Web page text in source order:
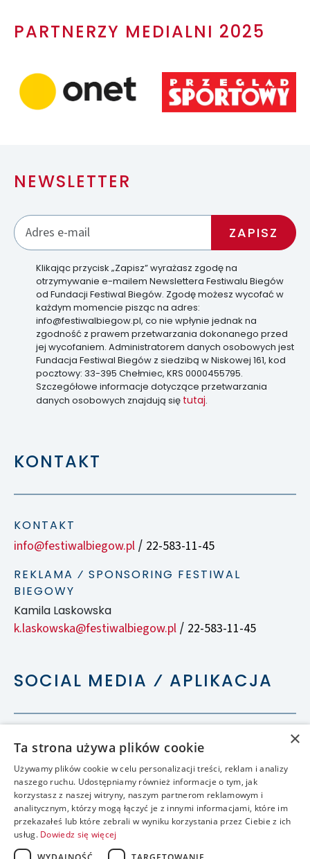
PARTNERZY MEDIALNI 2025
NEWSLETTER
Klikając przycisk „Zapisz” wyrażasz zgodę na
otrzymywanie e-mailem Newslettera Festiwalu Biegów
od Fundacji Festiwal Biegów. Zgodę możesz wycofać w
każdym momencie pisząc na adres:
info@festiwalbiegow.pl, co nie wpłynie jednak na
zgodność z prawem przetwarzania dokonanego przed
jej wycofaniem. Administratorem danych osobowych jest
Fundacja Festiwal Biegów z siedzibą w Niskowej 161, kod
pocztowy: 33-395 Chełmiec, KRS 0000455795.
Szczegółowe informacje dotyczące przetwarzania
danych osobowych znajdują się tutaj.
KONTAKT
KONTAKT
info@festiwalbiegow.pl / 22-583-11-45
REKLAMA ⁄ SPONSORING FESTIWAL
BIEGOWY
Kamila Laskowska
k.laskowska@festiwalbiegow.pl / 22-583-11-45
SOCIAL MEDIA ⁄ APLIKACJA
×
Ta strona używa plików cookie
Używamy plików cookie w celu personalizacji treści, reklam i analizy
naszego ruchu. Udostępniamy również informacje o tym, jak
korzystasz z naszej witryny, naszym partnerom reklamowym i
analitycznym, którzy mogą łączyć je z innymi informacjami, które im
przekazałeś lub które zebrali w wyniku korzystania przez Ciebie z ich
usług. Dowiedz się więcej